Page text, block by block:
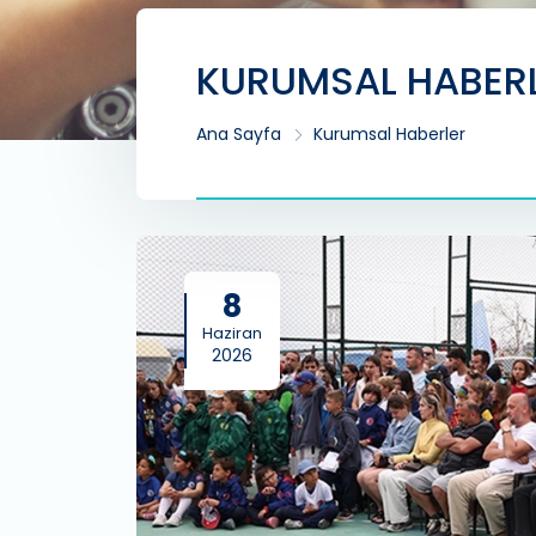
KURUMSAL
Ana Sayfa Kurumsal Haberler
8
Haziran
2026